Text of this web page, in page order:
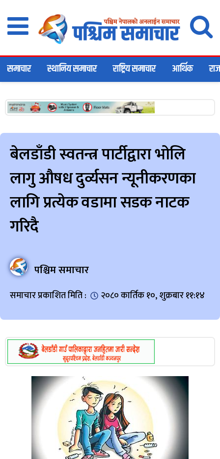
समाचार स्थानिय समाचार राष्ट्रिय समाचार आर्थिक
बेलडाँडी स्वतन्त्र पार्टीद्वारा भोलि
लागु औषध दुर्व्यसन न्यूनीकरणका
लागि प्रत्येक वडामा सडक नाटक
गरिदै
पश्चिम समाचार
समाचार प्रकाशित मिति : २०८० कार्तिक १०, शुक्रबार ११:१४